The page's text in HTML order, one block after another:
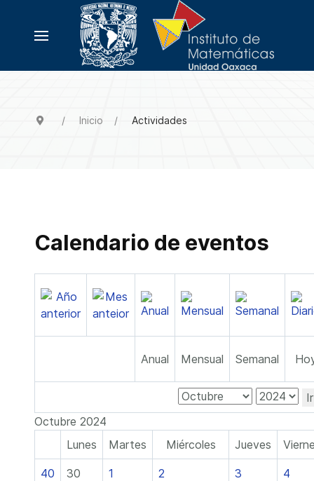
Inicio Actividades
Calendario de eventos
Anual Mensual Semanal
Octubre 2024
Lunes
Martes Miércoles Jueves
40 30 1 2 3 4